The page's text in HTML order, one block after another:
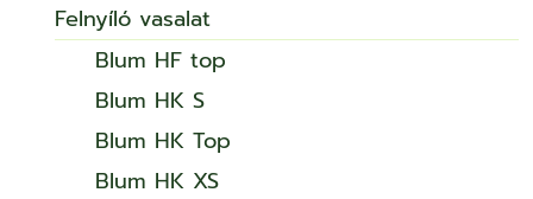
Felnyíló vasalat
Blum HF top
Blum HK S
Blum HK Top
Blum HK XS